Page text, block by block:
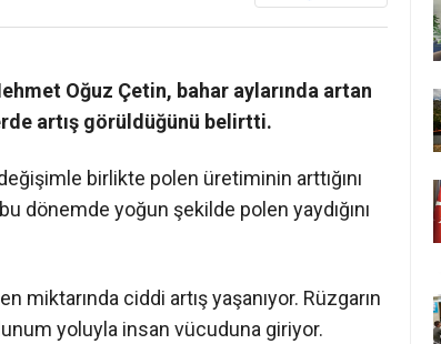
Oğuz Çetin, bahar aylarında artan
artış görüldüğünü belirtti.
birlikte polen üretiminin arttığını
dönemde yoğun şekilde polen yaydığını
miktarında ciddi artış yaşanıyor. Rüzgarın
yoluyla insan vücuduna giriyor.